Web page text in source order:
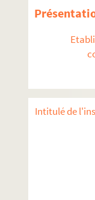
Intitulé de